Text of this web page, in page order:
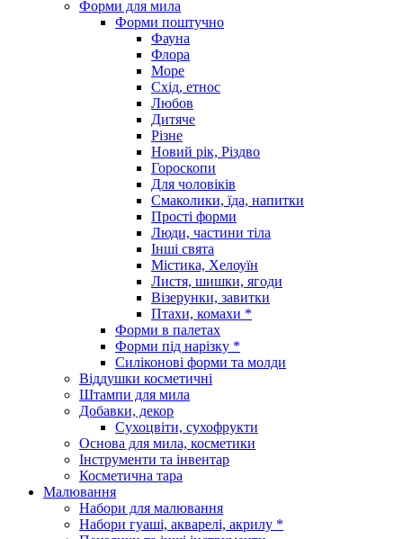
Форми для мила
Форми поштучно
Фауна
Флора
Море
Схід, етнос
Любов
Дитяче
Різне
Новий рік, Різдво
Гороскопи
Для чоловіків
Смаколики, їда, напитки
Прості форми
Люди, частини тіла
Інші свята
Містика, Хелоуїн
Листя, шишки, ягоди
Візерунки, завитки
Птахи, комахи *
Форми в палетах
Форми під нарізку *
Силіконові форми та молди
Віддушки косметичні
Штампи для мила
Добавки, декор
Сухоцвіти, сухофрукти
Основа для мила, косметики
Інструменти та інвентар
Косметична тара
Малювання
Набори для малювання
Набори гуаші, акварелі, акрилу *